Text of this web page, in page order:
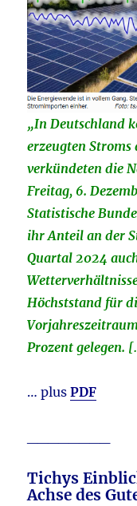
„In Deutschland
erzeugten Stroms
verkündeten die
Freitag, 6.
Statistische
ihr Anteil an der
Quartal 2024
Höchststand für
Prozent gelegen.
… plusPDF
Tichys
Achse des